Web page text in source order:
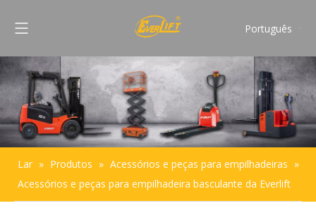
Português
Français
Pусский
Español
Lar » Produtos » Acessórios e peças para empilhadeiras »
Acessórios e peças para empilhadeira basculante da Everlift